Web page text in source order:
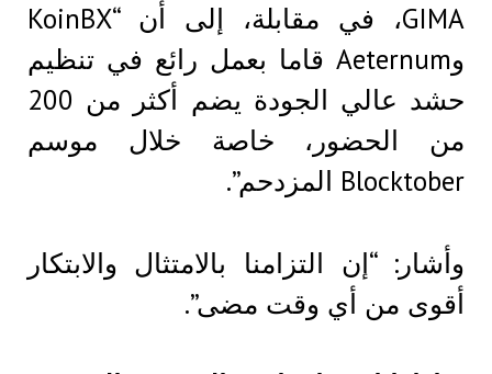
GIMA، في مقابلة، إلى أن “KoinBX
وAeternum قاما بعمل رائع في تنظيم
حشد عالي الجودة يضم أكثر من 200
من الحضور، خاصة خلال موسم
Blocktober المزدحم”.
وأشار: “إن التزامنا بالامتثال والابتكار
أقوى من أي وقت مضى”.